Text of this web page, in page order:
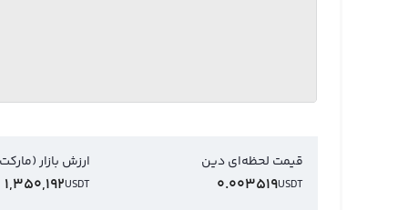
قیمت لحظه‌ای دین
USDT
0.003519
ارزش بازار
USDT
1,350,192